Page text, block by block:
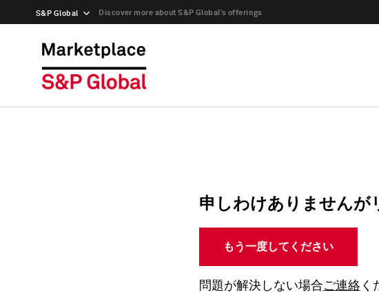
S&P Global Discover more about S&P Global’s offerings
申しわけありませんが
もう一度してください
問題が解決しない場合ご連絡 く